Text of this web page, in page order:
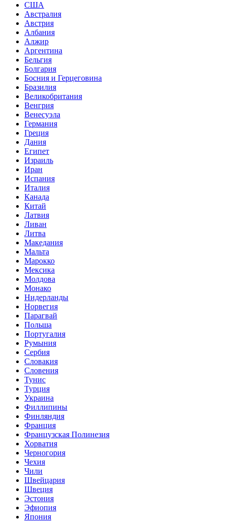
США
Австралия
Австрия
Албания
Алжир
Аргентина
Бельгия
Болгария
Босния и Герцеговина
Бразилия
Великобритания
Венгрия
Венесуэла
Германия
Греция
Дания
Египет
Израиль
Иран
Испания
Италия
Канада
Китай
Латвия
Ливан
Литва
Македания
Мальта
Марокко
Мексика
Молдова
Монако
Нидерланды
Норвегия
Парагвай
Польша
Португалия
Румыния
Сербия
Словакия
Словения
Тунис
Турция
Украина
Филлипины
Финляндия
Франция
Французская Полинезия
Хорватия
Черногория
Чехия
Чили
Швейцария
Швеция
Эстония
Эфиопия
Япония